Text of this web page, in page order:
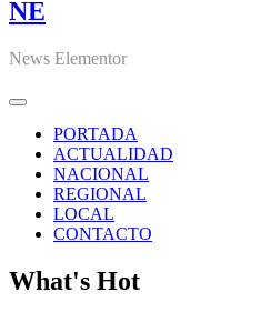
NE
News Elementor
PORTADA
ACTUALIDAD
NACIONAL
REGIONAL
LOCAL
CONTACTO
What's Hot